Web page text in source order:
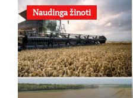
Naudinga žinoti